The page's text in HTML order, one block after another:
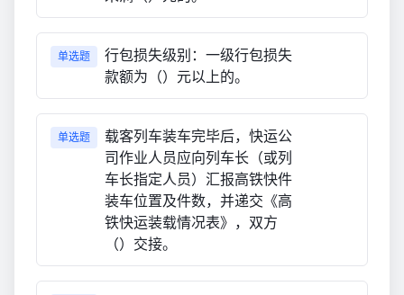
单选题
行包损失级别：一级行包损失
款额为（）元以上的。
单选题
载客列车装车完毕后，快运公
司作业人员应向列车长（或列
车长指定人员）汇报高铁快件
装车位置及件数，并递交《高
铁快运装载情况表》，双方
（）交接。